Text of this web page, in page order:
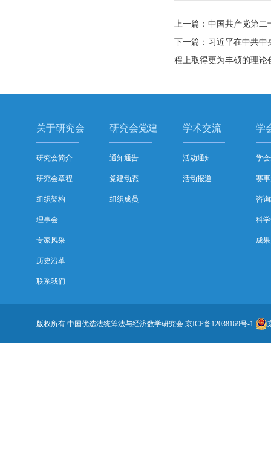
上一篇：中国共产党第
下一篇：习近平在中共中
程上取得更为丰硕的理论
关于研究会
研究会简介
研究会章程
组织架构
理事会
专家风采
历史沿革
联系我们
研究会党建
通知通告
党建动态
组织成员
学术交流
活动通知
活动报道
学
学
赛
咨
科
成
版权所有 中国优选法统筹法与经济数学研究会 京ICP备12038169号-1